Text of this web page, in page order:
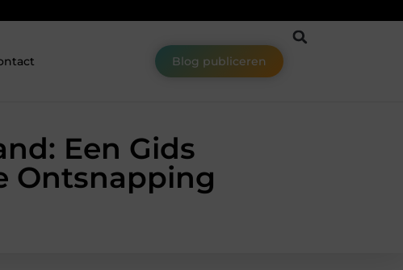
Blog publiceren
Een Gids
Ontsnapping